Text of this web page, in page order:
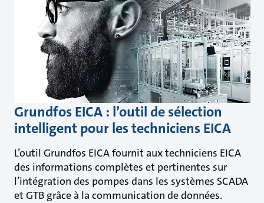
Grundfos EICA : l’outil de sélection
intelligent pour les techniciens EICA
L’outil Grundfos EICA fournit aux techniciens EICA
des informations complètes et pertinentes sur
l’intégration des pompes dans les systèmes SCADA
et GTB grâce à la communication de données.